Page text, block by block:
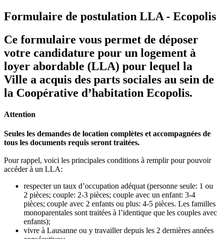
Formulaire de postulation LLA - Ecopolis
Ce formulaire vous permet de déposer
votre candidature pour un logement à
loyer abordable (LLA) pour lequel la
Ville a acquis des parts sociales au sein de
la Coopérative d’habitation Ecopolis.
Attention
Seules les demandes de location complètes et accompagnées de
tous les documents requis seront traitées.
Pour rappel, voici les principales conditions à remplir pour pouvoir
accéder à un LLA:
respecter un taux d’occupation adéquat (personne seule: 1 ou
2 pièces; couple: 2-3 pièces; couple avec un enfant: 3-4
pièces; couple avec 2 enfants ou plus: 4-5 pièces. Les familles
monoparentales sont traitées à l’identique que les couples avec
enfants);
vivre à Lausanne ou y travailler depuis les 2 dernières années